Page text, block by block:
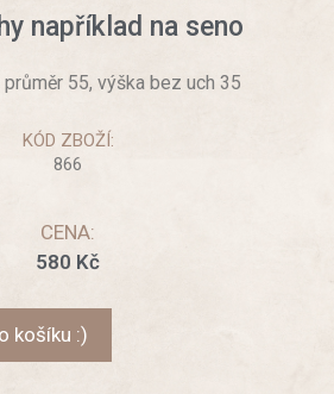
například na seno
55, výška bez uch 35
KÓD ZBOŽÍ:
866
CENA:
580 Kč
košíku :)